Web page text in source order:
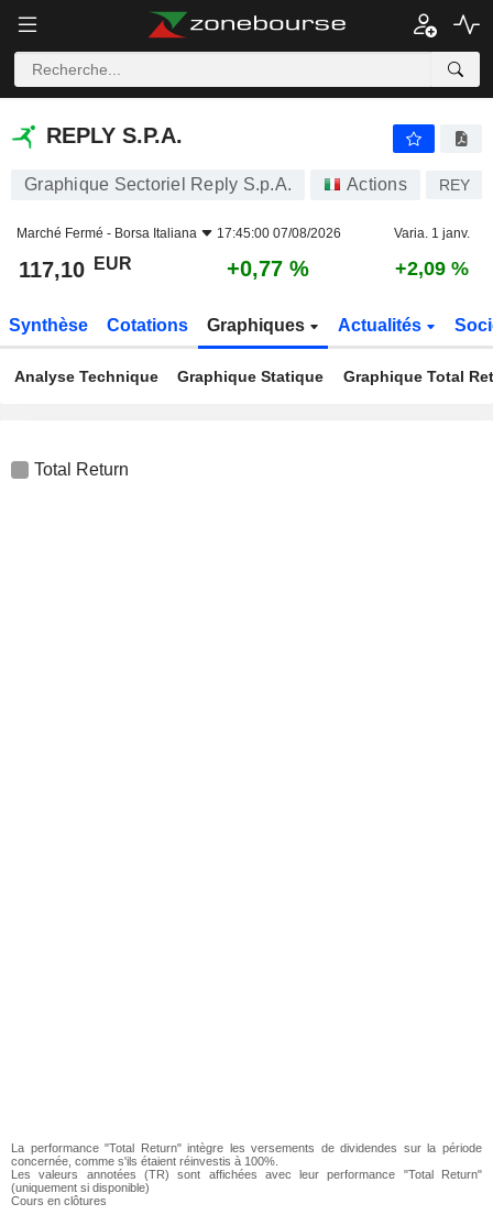
REPLY S.P.A.
REPLY S.P.A.
Graphique Sectoriel Reply S.p.A. Actions REY
Marché Fermé - Borsa Italiana 17:45:00 07/08/2026 Varia. 1 janv.
117,10 EUR +0,77 % +2,09 %
Synthèse Cotations Graphiques Actualités
Analyse Technique Graphique Statique Graphique Total
Total Return
La performance "Total Return" intègre les versements de dividendes sur la période
concernée, comme s'ils étaient réinvestis à 100%.
Les valeurs annotées (TR) sont affichées avec leur performance "Total Return"
(uniquement si disponible)
Cours en clôtures